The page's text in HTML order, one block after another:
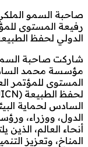
صاحبة السمو
رفيعة المستوى
الدولي لحفظ
شاركت صاحبة السمو
مؤسسة محمد
المستوى للمؤتمر
السادس لحماية
الدول، ووزراء،
أنحاء العالم،
المناخ، وتعزيز